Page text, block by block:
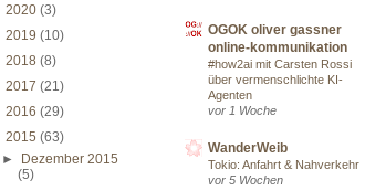
2020 (3)
2019 (10)
2018 (8)
2017 (21)
2016 (29)
2015 (63)
►
Dezember 2015
(5)
OGOK oliver gassner
online-kommunikation
#how2ai mit Carsten Rossi
über vermenschlichte KI-
Agenten
vor 1 Woche
WanderWeib
Tokio: Anfahrt & Nahverkehr
vor 5 Wochen